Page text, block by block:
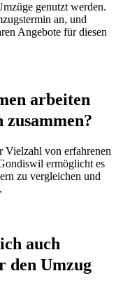
genutzt werden.
an, und
Angebote für diesen
arbeiten
Vielzahl von erfahrenen
ermöglicht es
zu vergleichen und
auch
den Umzug